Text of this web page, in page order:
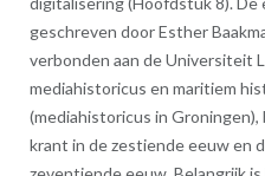
geschreven door Esther
verbonden aan de Universiteit
mediahistoricus en maritiem
(mediahistoricus in
krant in de zestiende eeuw en